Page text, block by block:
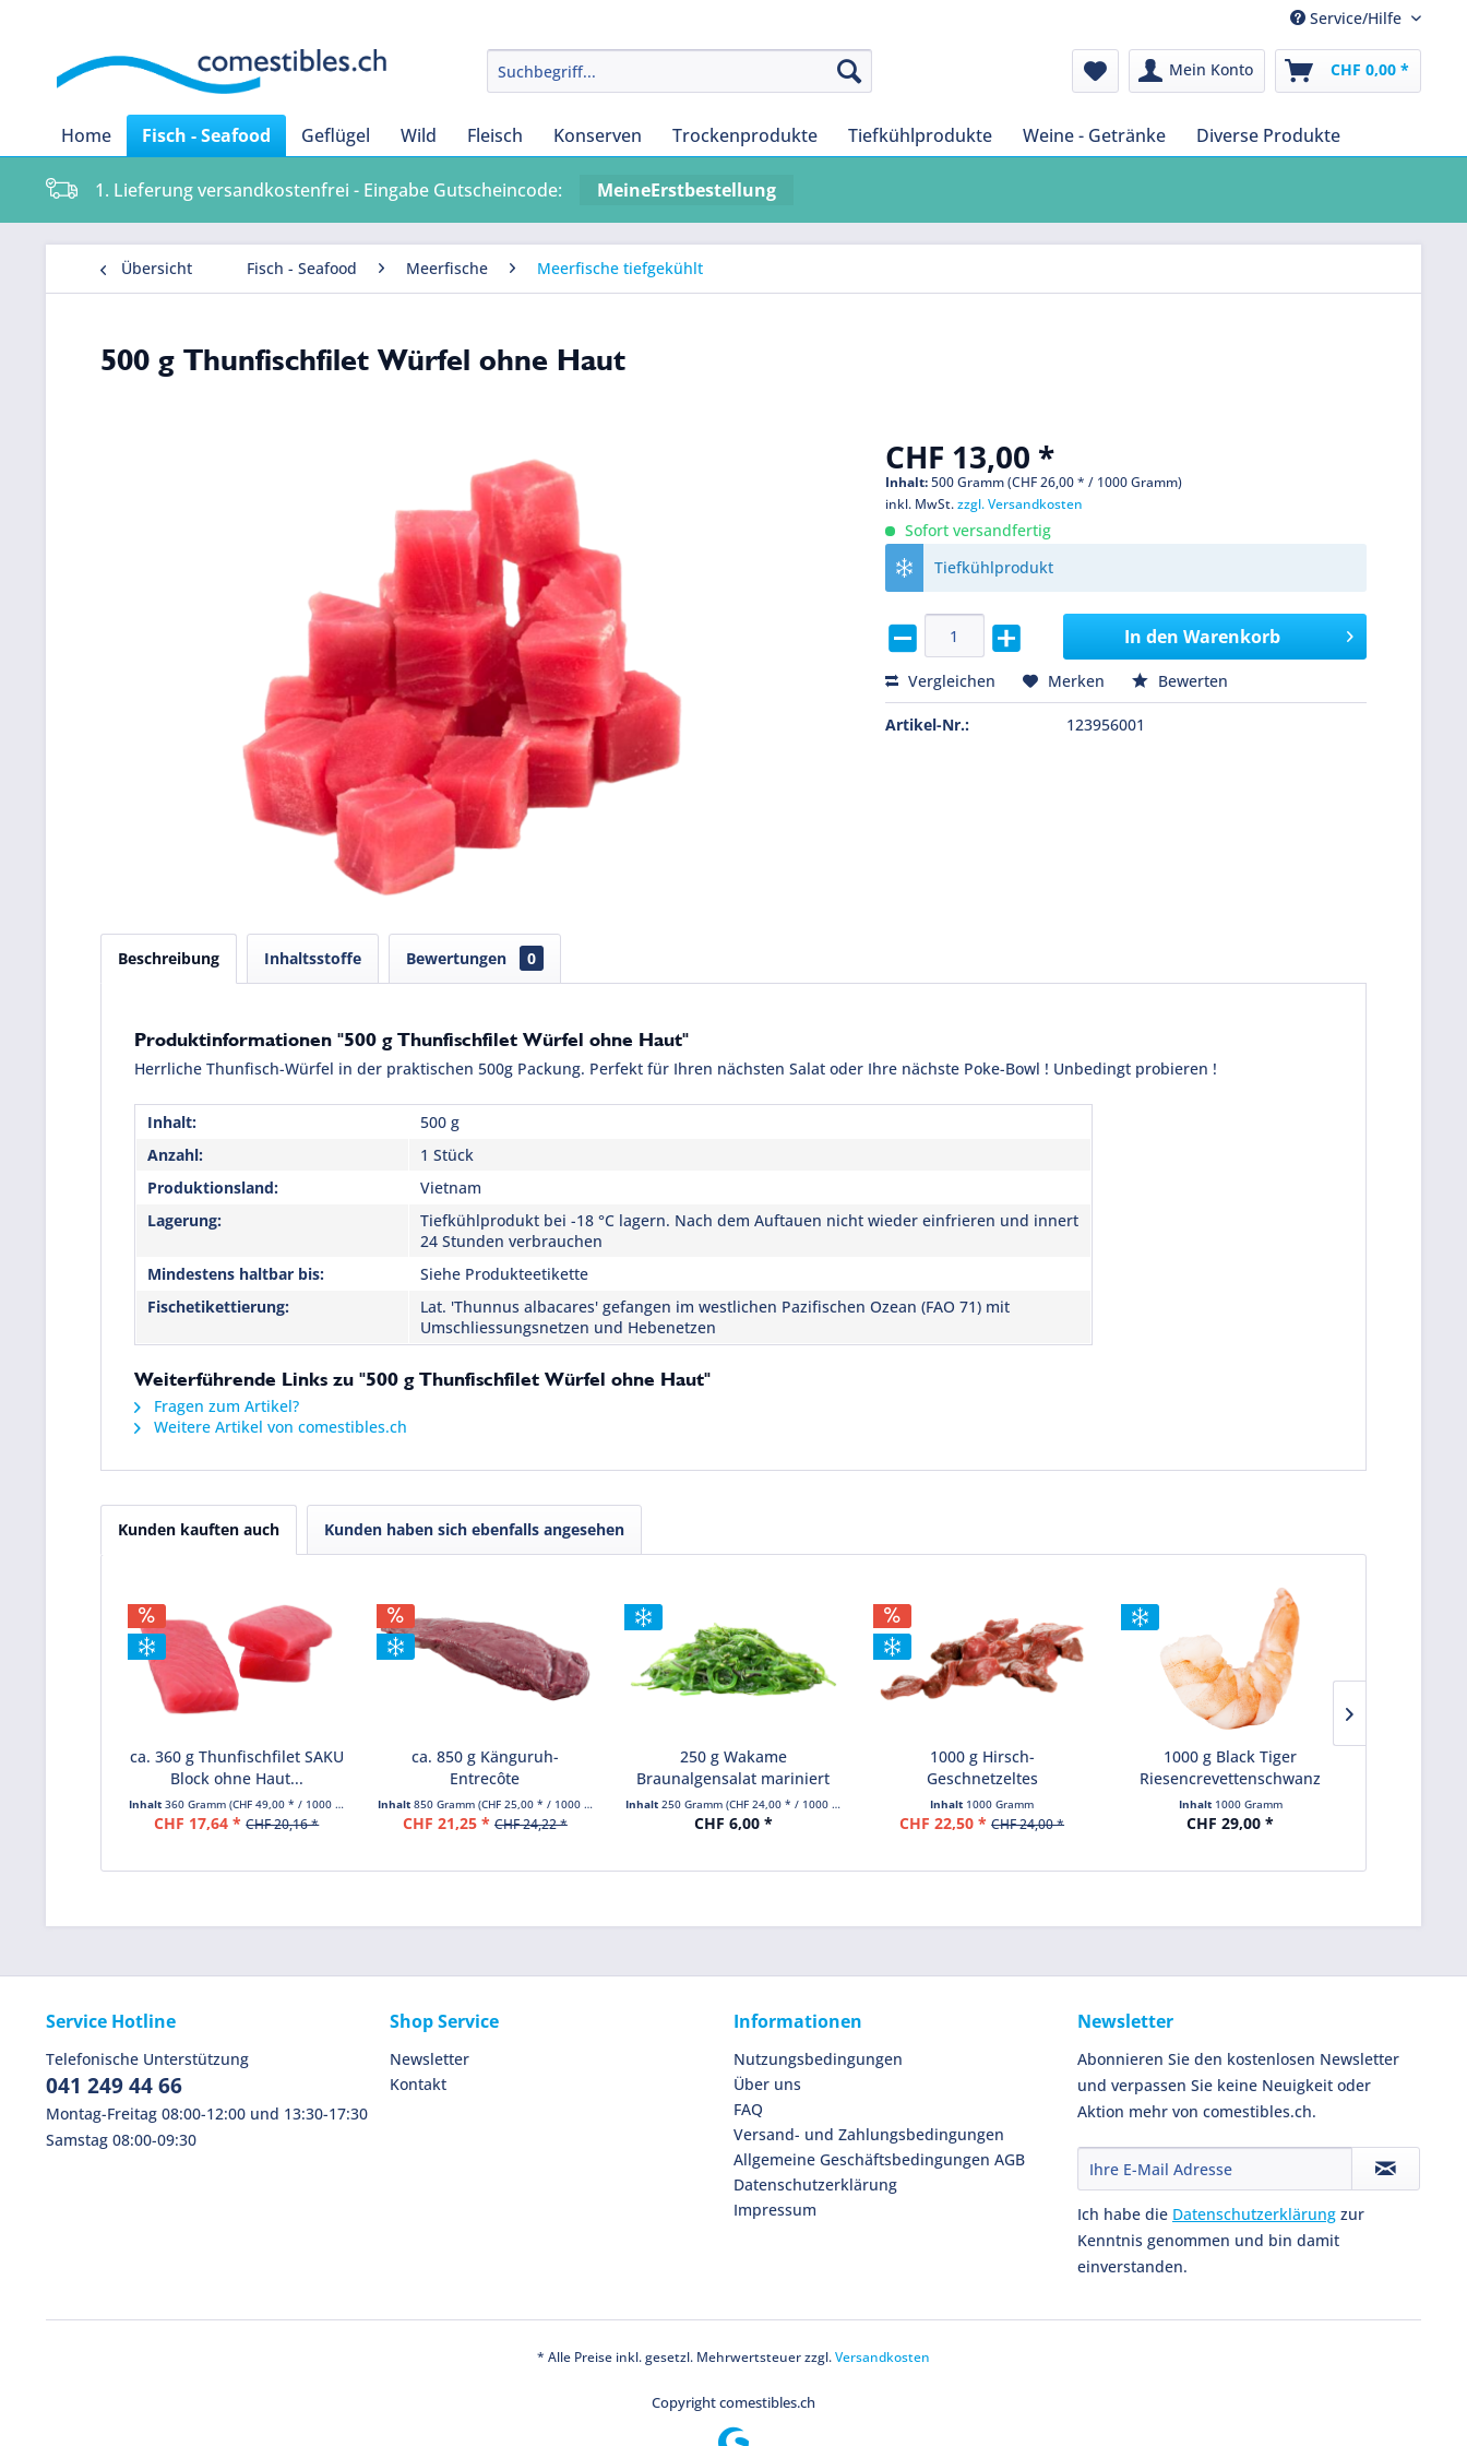
Service/Hilfe
Mein Konto CHF 0,00 *
Home Fisch - Seafood Geflügel Wild Fleisch Konserven Trockenprodukte Tiefkühlprodukte Weine - Getränke Diverse Produkte
1. Lieferung versandkostenfrei - Eingabe Gutscheincode: MeineErstbestellung
Übersicht Fisch - Seafood Meerfische Meerfische tiefgekühlt
500 g Thunfischfilet Würfel ohne Haut
CHF 13,00 *
Inhalt:500 Gramm (CHF 26,00 * / 1000 Gramm)
inkl. MwSt.zzgl. Versandkosten
Sofort versandfertig
Tiefkühlprodukt
In den Warenkorb
Vergleichen Merken Bewerten
Artikel-Nr.: 123956001
Beschreibung Inhaltsstoffe Bewertungen 0
Produktinformationen "500 g Thunfischfilet Würfel ohne Haut"
Herrliche Thunfisch-Würfel in der praktischen 500g Packung. Perfekt für Ihren nächsten Salat oder Ihre nächste Poke-Bowl ! Unbedingt probieren !
Inhalt:
500 g
Anzahl:
1 Stück
Produktionsland:
Vietnam
Lagerung:
Tiefkühlprodukt bei -18 °C lagern. Nach dem Auftauen nicht wieder einfrieren und innert
24 Stunden verbrauchen
Mindestens haltbar bis:
Siehe Produkteetikette
Fischetikettierung:
Lat. 'Thunnus albacares' gefangen im westlichen Pazifischen Ozean (FAO 71) mit
Umschliessungsnetzen und Hebenetzen
Weiterführende Links zu "500 g Thunfischfilet Würfel ohne Haut"
Fragen zum Artikel?
Weitere Artikel von comestibles.ch
Kunden kauften auch Kunden haben sich ebenfalls angesehen
ca. 360 g Thunfischfilet SAKU
Block ohne Haut...
Inhalt 360 Gramm (CHF 49,00 * / 1000 Gramm)
CHF 17,64 * CHF 20,16 *
ca. 850 g Känguruh-
Entrecôte
Inhalt 850 Gramm (CHF 25,00 * / 1000 Gramm)
CHF 21,25 * CHF 24,22 *
250 g Wakame
Braunalgensalat mariniert
Inhalt250 Gramm(CHF 24,00 * / 1000 Gramm)
CHF 6,00 *
1000 g Hirsch-
Geschnetzeltes
Inhalt 1000 Gramm
CHF 22,50 * CHF 24,00 *
1000 g Black Tiger
Riesencrevettenschwanz
gross...
Inhalt 1000 Gramm
CHF 29,00 *
Service Hotline
Telefonische Unterstützung
041 249 44 66
Montag-Freitag 08:00-12:00 und 13:30-17:30
Samstag 08:00-09:30
Shop Service
Newsletter
Kontakt
Informationen
Nutzungsbedingungen
Über uns
FAQ
Versand- und Zahlungsbedingungen
Allgemeine Geschäftsbedingungen AGB
Datenschutzerklärung
Impressum
Newsletter
Abonnieren Sie den kostenlosen Newsletter
und verpassen Sie keine Neuigkeit oder
Aktion mehr von comestibles.ch.
Ich habe die Datenschutzerklärung zur
Kenntnis genommen und bin damit
einverstanden.
* Alle Preise inkl. gesetzl. Mehrwertsteuer zzgl.Versandkosten
Copyright comestibles.ch